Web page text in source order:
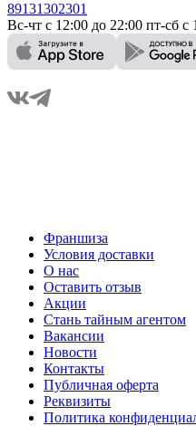
89131302301
Вс-чт с 12:00 до 22:00 пт-сб с
Франшиза
Условия доставки
О нас
Оставить отзыв
Акции
Стань тайным агентом
Вакансии
Новости
Контакты
Публичная оферта
Реквизиты
Политика